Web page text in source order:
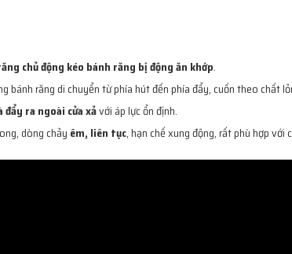
chủ động kéo bánh răng bị động ăn khớp.
bánh răng di chuyển từ phía hút đến phía đẩy, cuốn theo chất
đẩy ra ngoài cửa xảvới áp lực ổn định.
dòng chảy êm, liên tục, hạn chế xung động, rất phù hợp với